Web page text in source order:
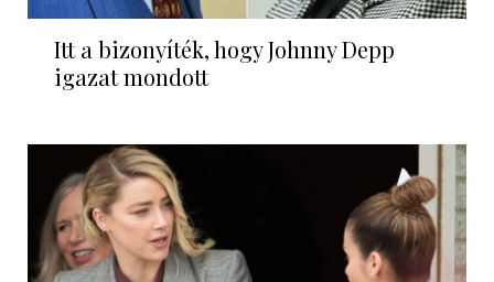
Itt a bizonyíték, hogy Johnny Depp
igazat mondott